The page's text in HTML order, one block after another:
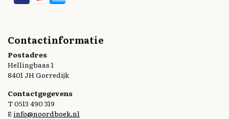
Contactinformatie
Postadres
Hellingbaas 1
8401 JH Gorredijk
Contactgegevens
T 0513 490 319
E info@noordboek.nl